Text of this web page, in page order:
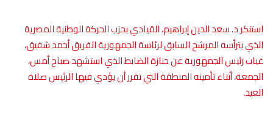
استنكر د.سعد الدين إبراهيم،القياديبحزب الحركة الوطنية المصرية
الذي يترأسهالمرشحالسابق لرئاسة الجمهورية الفريقأحمد شفيق،
غيابرئيس الجمهوريةعنجنازةالضابط الذي استشهد صباح أمس،
الجمعة، أثناء تأمينه المنطقة التي تقرر أن يؤدي فيها الرئيس صلاة
العيد.